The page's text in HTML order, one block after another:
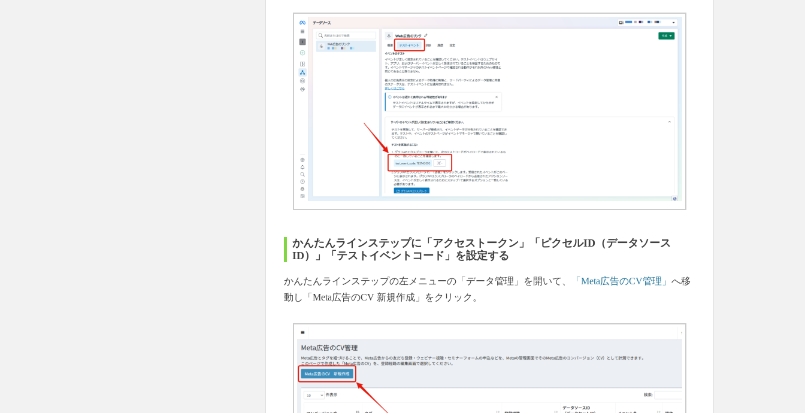
かんたんラインステップに「アクセストークン」「ピクセルID（データソース
ID）」「テストイベントコード」を設定する
かんたんラインステップの左メニューの「データ管理」を開いて、 「Meta広告のCV管理」へ移
動し「Meta広告のCV 新規作成」をクリック。